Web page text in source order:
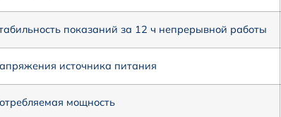
показаний за 12 ч непрерывной работы
источника питания
мощность